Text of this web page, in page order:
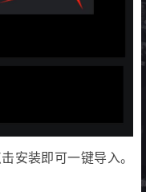
安装即可一键导入。